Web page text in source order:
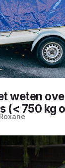
weten
(< 750 kg
Roxane